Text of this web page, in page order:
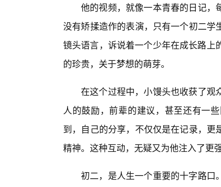
他的视频，就像一本青春的日记，
没有矫揉造作的表演，只有一个初二
镜头语言，诉说着一个少年在成长路
的珍贵，关于梦想的萌芽。
在这个过程中，小馒头也收获了观
人的鼓励，前辈的建议，甚至还有一
到，自己的分享，不仅仅是在记录，
精神。这种互动，无疑又为他注入了更
初二，是人生一个重要的十字路口